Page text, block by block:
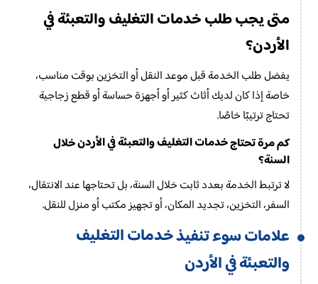
متى يجب طلبخدمات التغليف والتعبئة في
الأردن؟
يفضل طلب الخدمة قبل موعد النقل أو التخزين بوقت مناسب،
خاصة إذا كان لديك أثاث كثير أو أجهزة حساسة أو قطع زجاجية
تحتاج ترتيبًا خاصًا.
كم مرة تحتاجخدمات التغليف والتعبئة في الأردنخلال
السنة؟
لا ترتبط الخدمة بعدد ثابت خلال السنة، بل تحتاجها عند الانتقال،
السفر، التخزين، تجديد المكان، أو تجهيز مكتب أو منزل للنقل.
علامات سوء تنفيذخدمات التغليف
والتعبئة في الأردن